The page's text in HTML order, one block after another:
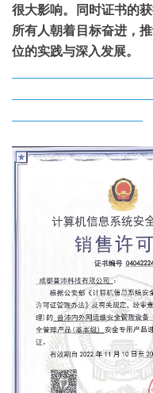
很大影响。同时证书的
所有人朝着目标奋进，
位的实践与深入发展。